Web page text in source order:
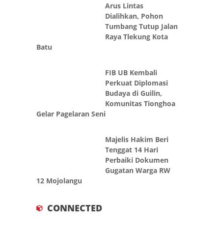
Arus Lintas
Dialihkan, Pohon
Tumbang Tutup Jalan
Raya Tlekung Kota
Batu
FIB UB Kembali
Perkuat Diplomasi
Budaya di Guilin,
Komunitas Tionghoa
Gelar Pagelaran Seni
Majelis Hakim Beri
Tenggat 14 Hari
Perbaiki Dokumen
Gugatan Warga RW
12 Mojolangu
CONNECTED